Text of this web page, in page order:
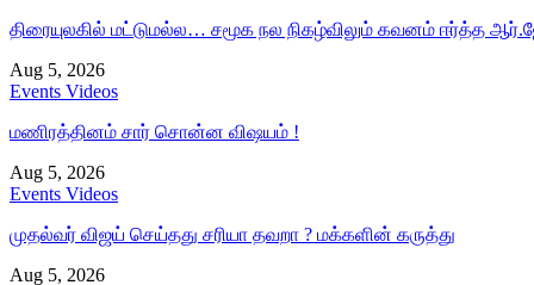
திரையுலகில் மட்டுமல்ல… சமூக நல நிகழ்விலும் கவனம் ஈர்த்த
Aug 5, 2026
Events Videos
மணிரத்தினம் சார் சொன்ன விஷயம் !
Aug 5, 2026
Events Videos
முதல்வர் விஜய் செய்தது சரியா தவறா ? மக்களின் கருத்து
Aug 5, 2026